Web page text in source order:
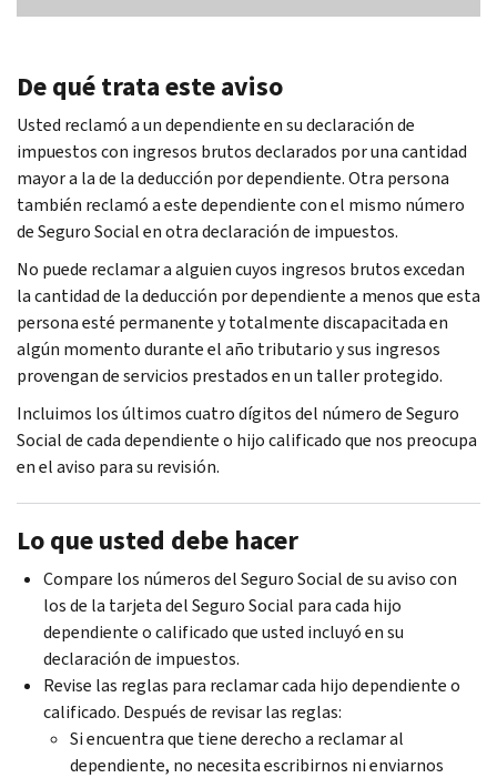
De qué trata este aviso
Usted reclamó a un dependiente en su declaración de
impuestos con ingresos brutos declarados por una cantidad
mayor a la de la deducción por dependiente. Otra persona
también reclamó a este dependiente con el mismo número
de Seguro Social en otra declaración de impuestos.
No puede reclamar a alguien cuyos ingresos brutos excedan
la cantidad de la deducción por dependiente a menos que esta
persona esté permanente y totalmente discapacitada en
algún momento durante el año tributario y sus ingresos
provengan de servicios prestados en un taller protegido.
Incluimos los últimos cuatro dígitos del número de Seguro
Social de cada dependiente o hijo calificado que nos preocupa
en el aviso para su revisión.
Lo que usted debe hacer
Compare los números del Seguro Social de su aviso con
los de la tarjeta del Seguro Social para cada hijo
dependiente o calificado que usted incluyó en su
declaración de impuestos.
Revise las reglas para reclamar cada hijo dependiente o
calificado. Después de revisar las reglas:
Si encuentra que tiene derecho a reclamar al
dependiente, no necesita escribirnos ni enviarnos